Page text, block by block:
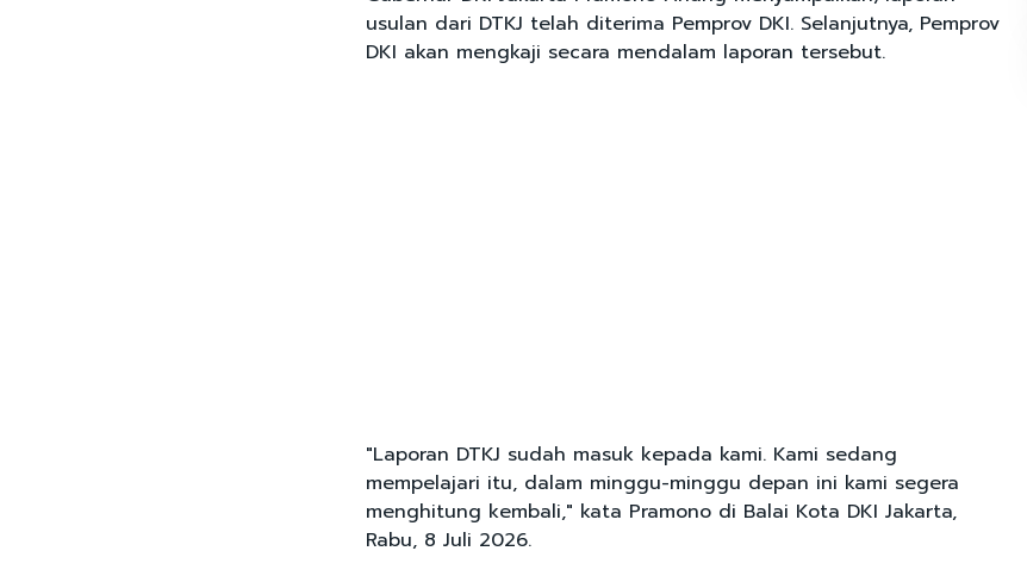
usulan dari DTKJ telah diterima Pemprov DKI. Selanjutnya, Pemprov
DKI akan mengkaji secara mendalam laporan tersebut.
"Laporan DTKJ sudah masuk kepada kami. Kami sedang
mempelajari itu, dalam minggu-minggu depan ini kami segera
menghitung kembali," kata Pramono di Balai Kota DKI Jakarta,
Rabu, 8 Juli 2026.